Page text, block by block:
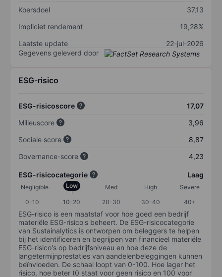
Koersdoel
37,13
Impliciet rendement
19,28%
Laatste update
22-jul-2026
Gegevens geleverd door
ESG-risico
ESG-risicoscore
17,07
Milieuscore
3,96
Sociale score
8,87
Governance-score
4,23
ESG-risicocategorie Laag
Negligible Low Med High
Severe
0-10
10-20 20-30 30-40 40+
ESG-risico is een maatstaf voor hoe goed een bedrijf
materiële ESG-risico's beheert. De ESG-risicocategorie
van Sustainalytics is ontworpen om beleggers te helpen
bij het identificeren en begrijpen van financieel materiële
ESG-risico's op bedrijfsniveau en hoe deze de
langetermijnprestaties van aandelenbeleggingen kunnen
beïnvloeden. De schaal loopt van 0-100. Hoe lager het
risico, hoe beter (0 staat voor geen risico en 100 voor